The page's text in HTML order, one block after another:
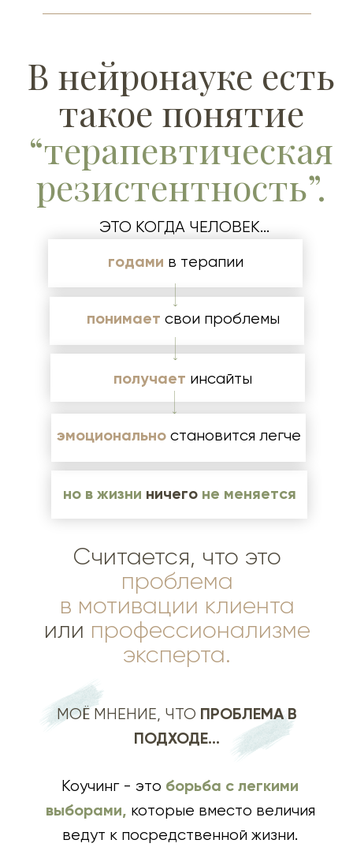
ЭТО КОГДА ЧЕЛОВЕК...
В нейронауке есть
такое понятие
“терапевтическая
резистентность”.
Считается, что это
проблема
в мотивации клиента
или профессионализме
эксперта.
годами в терапии
понимает свои проблемы
получает инсайты
эмоционально становится легче
но в жизни ничего не меняется
МОЁ МНЕНИЕ, ЧТО ПРОБЛЕМА В
ПОДХОДЕ...
Коучинг - это борьба с легкими
выборами, которые вместо величия
ведут к посредственной жизни.